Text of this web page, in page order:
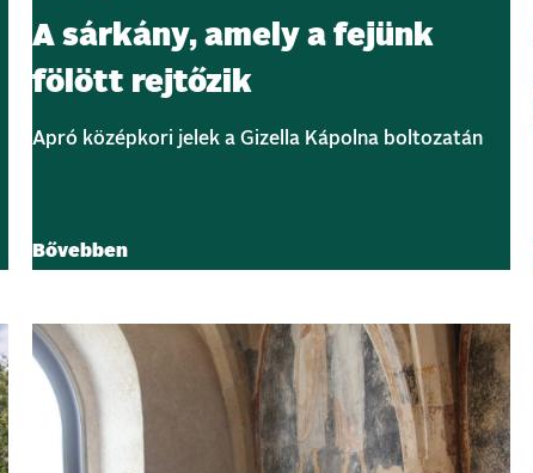
A sárkány, amely a fejünk
fölött rejtőzik
Apró középkori jelek a Gizella Kápolna boltozatán
Bővebben